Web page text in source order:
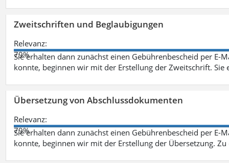
Zweitschriften und Beglaubigungen
Relevanz:
79%
Sie erhalten dann zunächst einen Gebührenbescheid per E-
konnte, beginnen wir mit der Erstellung der Zweitschrift. Sie
Übersetzung von Abschlussdokumenten
Relevanz:
79%
Sie erhalten dann zunächst einen Gebührenbescheid per E-
konnte, beginnen wir mit der Erstellung der Übersetzung.